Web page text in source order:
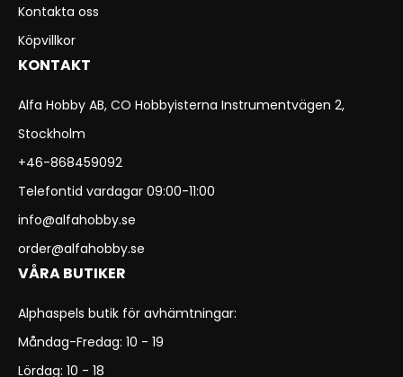
Kontakta oss
Köpvillkor
KONTAKT
Alfa Hobby AB, CO Hobbyisterna Instrumentvägen 2,
Stockholm
+46-868459092
Telefontid vardagar 09:00-11:00
info@alfahobby.se
order@alfahobby.se
VÅRA BUTIKER
Alphaspels butik för avhämtningar:
Måndag-Fredag: 10 - 19
Lördag: 10 - 18